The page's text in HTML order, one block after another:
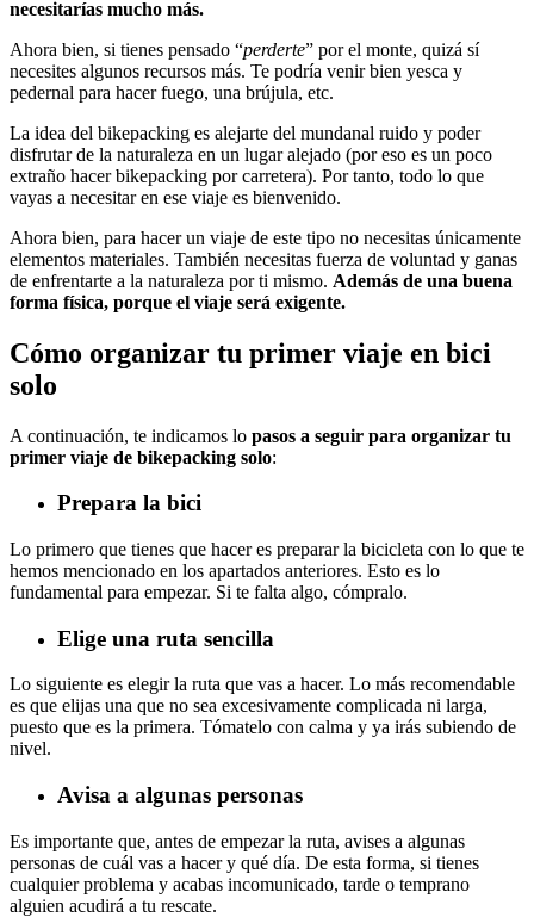
necesitarías mucho más.
Ahora bien, si tienes pensado “perderte” por el monte, quizá sí
necesites algunos recursos más. Te podría venir bien yesca y
pedernal para hacer fuego, una brújula, etc.
La idea del bikepacking es alejarte del mundanal ruido y poder
disfrutar de la naturaleza en un lugar alejado (por eso es un poco
extraño hacer bikepacking por carretera). Por tanto, todo lo que
vayas a necesitar en ese viaje es bienvenido.
Ahora bien, para hacer un viaje de este tipo no necesitas únicamente
elementos materiales. También necesitas fuerza de voluntad y ganas
de enfrentarte a la naturaleza por ti mismo. Además de una buena
forma física, porque el viaje será exigente.
Cómo organizar tu primer viaje en bici
solo
A continuación, te indicamos lo pasos a seguir para organizar tu
primer viaje de bikepacking solo:
Prepara la bici
Lo primero que tienes que hacer es preparar la bicicleta con lo que te
hemos mencionado en los apartados anteriores. Esto es lo
fundamental para empezar. Si te falta algo, cómpralo.
Elige una ruta sencilla
Lo siguiente es elegir la ruta que vas a hacer. Lo más recomendable
es que elijas una que no sea excesivamente complicada ni larga,
puesto que es la primera. Tómatelo con calma y ya irás subiendo de
nivel.
Avisa a algunas personas
Es importante que, antes de empezar la ruta, avises a algunas
personas de cuál vas a hacer y qué día. De esta forma, si tienes
cualquier problema y acabas incomunicado, tarde o temprano
alguien acudirá a tu rescate.